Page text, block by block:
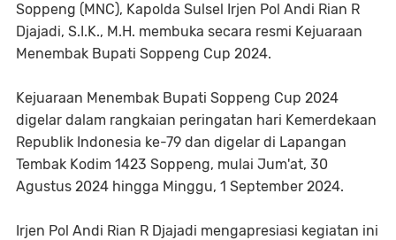
Soppeng (MNC), Kapolda Sulsel Irjen Pol Andi Rian R
Djajadi, S.I.K., M.H. membuka secara resmi Kejuaraan
Menembak Bupati Soppeng Cup 2024.
Kejuaraan Menembak Bupati Soppeng Cup 2024
digelar dalam rangkaian peringatan hari Kemerdekaan
Republik Indonesia ke-79 dan digelar di Lapangan
Tembak Kodim 1423 Soppeng, mulai Jum'at, 30
Agustus 2024 hingga Minggu, 1 September 2024.
Irjen Pol Andi Rian R Djajadi mengapresiasi kegiatan ini